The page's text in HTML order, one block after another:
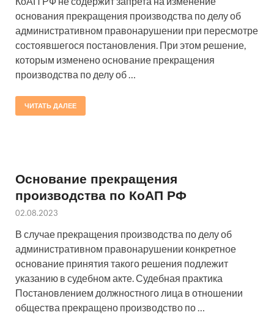
основания прекращения производства по делу об
административном правонарушении при пересмотре
состоявшегося постановления. При этом решение,
которым изменено основание прекращения
производства по делу об …
ЧИТАТЬ ДАЛЕЕ
Основание прекращения
производства по КоАП РФ
02.08.2023
В случае прекращения производства по делу об
административном правонарушении конкретное
основание принятия такого решения подлежит
указанию в судебном акте. Судебная практика
Постановлением должностного лица в отношении
общества прекращено производство по …